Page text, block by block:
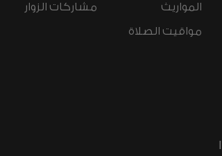
المواريث
مواقيت الصلاة
مشاركات الزوار